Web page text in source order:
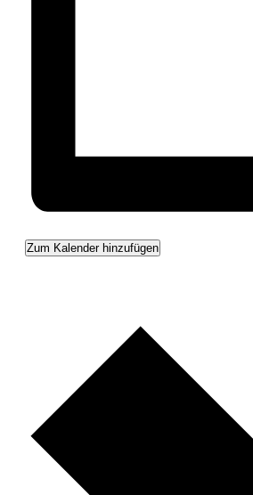
Zum Kalender hinzufügen